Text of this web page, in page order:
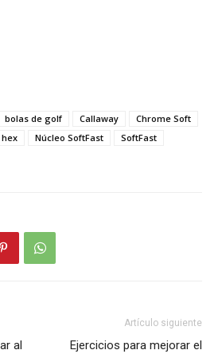
bolas de golf Callaway
Chrome Soft
hex Núcleo SoftFast
SoftFast
al
Artículo siguiente
Ejercicios para mejorar el